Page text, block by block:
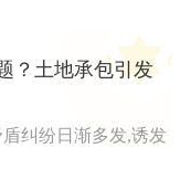
？土地承包引发
纠纷日渐多发,诱发